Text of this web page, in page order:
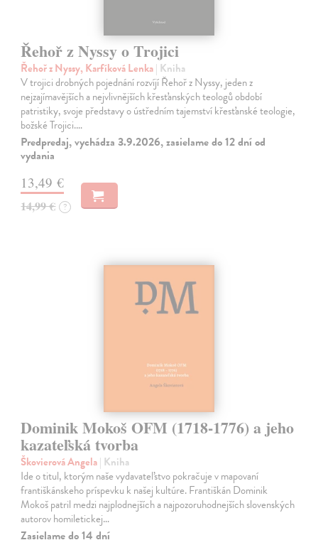
Řehoř z Nyssy o Trojici
Řehoř z Nyssy, Karfíková Lenka| Kniha
V trojici drobných pojednání rozvíjí Řehoř z Nyssy, jeden z
nejzajímavějších a nejvlivnějších křesťanských teologů období
patristiky, svoje představy o ústředním tajemství křesťanské teologie,
božské Trojici.…
Predpredaj, vychádza 3.9.2026, zasielame do 12 dní od
vydania
13,49 €
14,99 € ?
Dominik Mokoš OFM (1718-1776) a jeho
kazateľská tvorba
Škovierová Angela| Kniha
Ide o titul, ktorým naše vydavateľstvo pokračuje v mapovaní
františkánskeho príspevku k našej kultúre. Františkán Dominik
Mokoš patril medzi najplodnejších a najpozoruhodnejších slovenských
autorov homiletickej…
Zasielame do 14 dní